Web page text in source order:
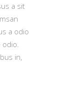
a sit
a odio
in,